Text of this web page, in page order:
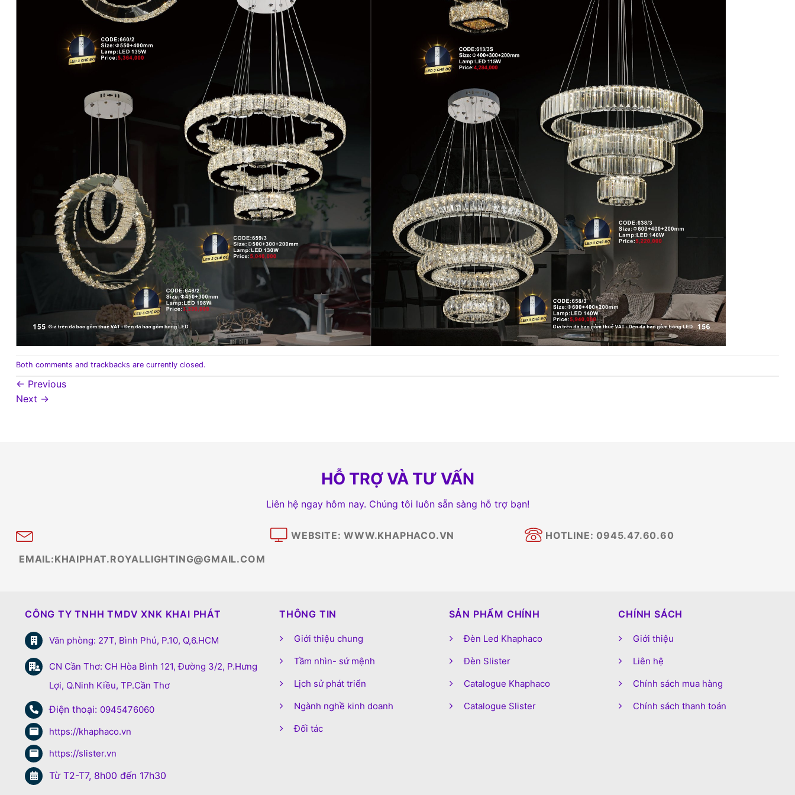
Both comments and trackbacks are currently closed.
← Previous
Next →
HỖ TRỢ VÀ TƯ VẤN
Liên hệ ngay hôm nay. Chúng tôi luôn sẵn sàng hỗ trợ bạn!
EMAIL:KHAIPHAT.ROYALLIGHTING@GMAIL.COM
WEBSITE: WWW.KHAPHACO.VN HOTLINE: 0945.47.60.60
CÔNG TY TNHH TMDV XNK KHAI PHÁT
Văn phòng: 27T, Bình Phú, P.10, Q,6.HCM
CN Cần Thơ: CH Hòa Bình 121, Đường 3/2, P.Hưng
Lợi, Q.Ninh Kiều, TP.Cần Thơ
Điện thoại: 0945476060
https://khaphaco.vn
https://slister.vn
Từ T2-T7, 8h00 đến 17h30
THÔNG TIN
Giới thiệu chung
Tầm nhìn- sứ mệnh
Lịch sử phát triển
Ngành nghề kinh doanh
Đối tác
SẢN PHẨM CHÍNH
Đèn Led Khaphaco
Đèn Slister
Catalogue Khaphaco
Catalogue Slister
CHÍNH SÁCH
Giới thiệu
Liên hệ
Chính sách mua hàng
Chính sách thanh toán